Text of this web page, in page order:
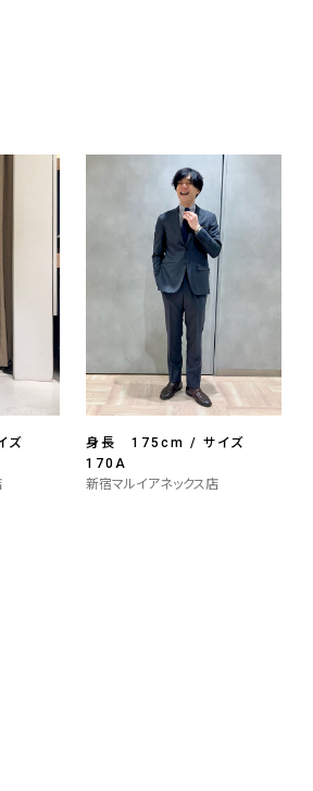
ズ
身長 175cm / サイズ
170A
新宿マルイアネックス店